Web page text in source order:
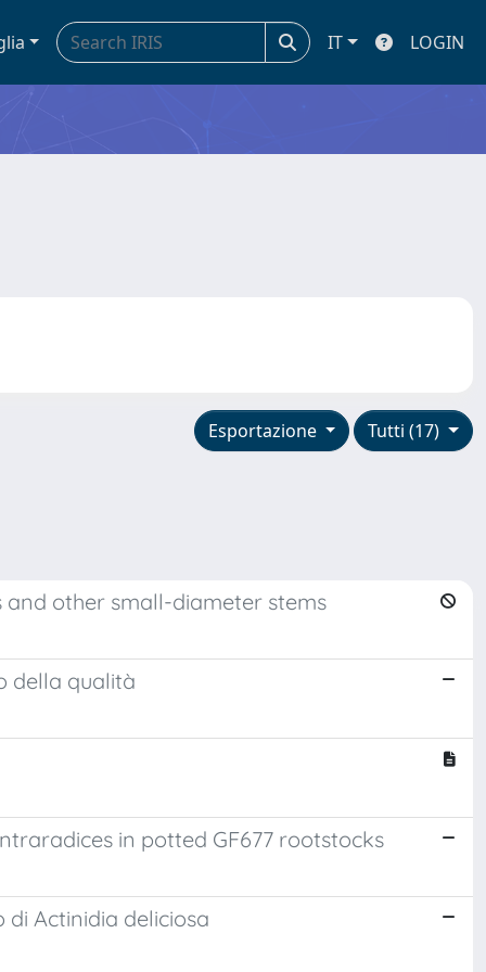
IT LOGIN
Tutti (17)
Esportazione
other small-diameter stems
della qualità
in potted GF677 rootstocks
Actinidia deliciosa